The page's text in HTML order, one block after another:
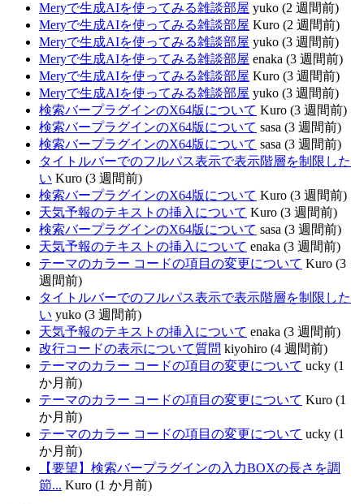
Meryで生成AIを使ってみる雑談部屋 yuko (2 週間前)
Meryで生成AIを使ってみる雑談部屋 Kuro (2 週間前)
Meryで生成AIを使ってみる雑談部屋 yuko (3 週間前)
Meryで生成AIを使ってみる雑談部屋 enaka (3 週間前)
Meryで生成AIを使ってみる雑談部屋 Kuro (3 週間前)
Meryで生成AIを使ってみる雑談部屋 yuko (3 週間前)
検索バープラグインのX64版について Kuro (3 週間前)
検索バープラグインのX64版について sasa (3 週間前)
検索バープラグインのX64版について sasa (3 週間前)
タイトルバーでのフルパス表示で表示階層を制限した
い Kuro (3 週間前)
検索バープラグインのX64版について Kuro (3 週間前)
天気予報のテキストの挿入について Kuro (3 週間前)
検索バープラグインのX64版について sasa (3 週間前)
天気予報のテキストの挿入について enaka (3 週間前)
テーマのカラー コードの項目の変更について Kuro (3
週間前)
タイトルバーでのフルパス表示で表示階層を制限した
い yuko (3 週間前)
天気予報のテキストの挿入について enaka (3 週間前)
改行コードの表示について質問 kiyohiro (4 週間前)
テーマのカラー コードの項目の変更について ucky (1
か月前)
テーマのカラー コードの項目の変更について Kuro (1
か月前)
テーマのカラー コードの項目の変更について ucky (1
か月前)
【要望】検索バープラグインの入力BOXの長さを調
節... Kuro (1 か月前)